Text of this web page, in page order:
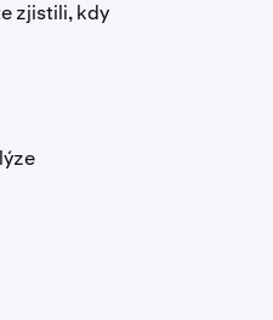
zjistili, kdy